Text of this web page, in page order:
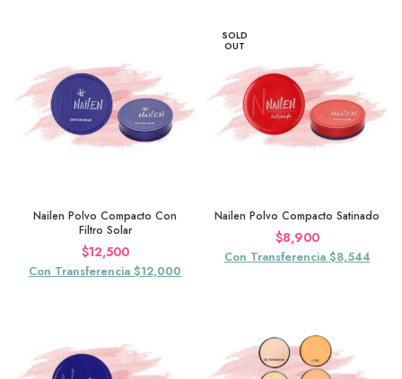
Nailen Polvo Compacto Con
Filtro Solar
$12,500
Con Transferencia $12,000
SOLD
OUT
Nailen Polvo Compacto Satinado
$8,900
Con Transferencia $8,544